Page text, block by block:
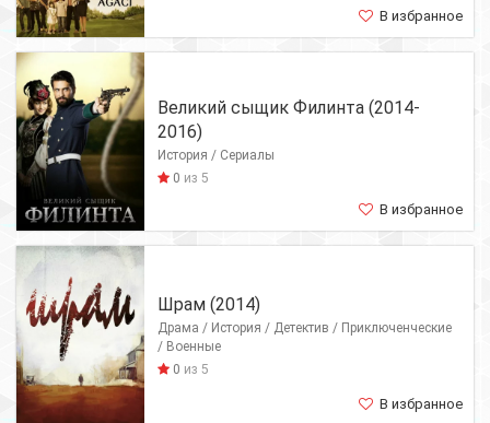
В избранное
Великий сыщик Филинта (2014-
2016)
История / Сериалы
0 из 5
В избранное
Шрам (2014)
Драма / История / Детектив / Приключенческие
/ Военные
0 из 5
В избранное